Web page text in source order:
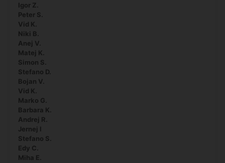
Igor Z.
Peter S.
Vid K.
Niki B.
Anej V.
Matej K.
Simon S.
Stefano D.
Bojan V.
Vid K.
Marko G.
Barbara K.
Andrej R.
Jernej I
Stefano S.
Edy C.
Miha E.